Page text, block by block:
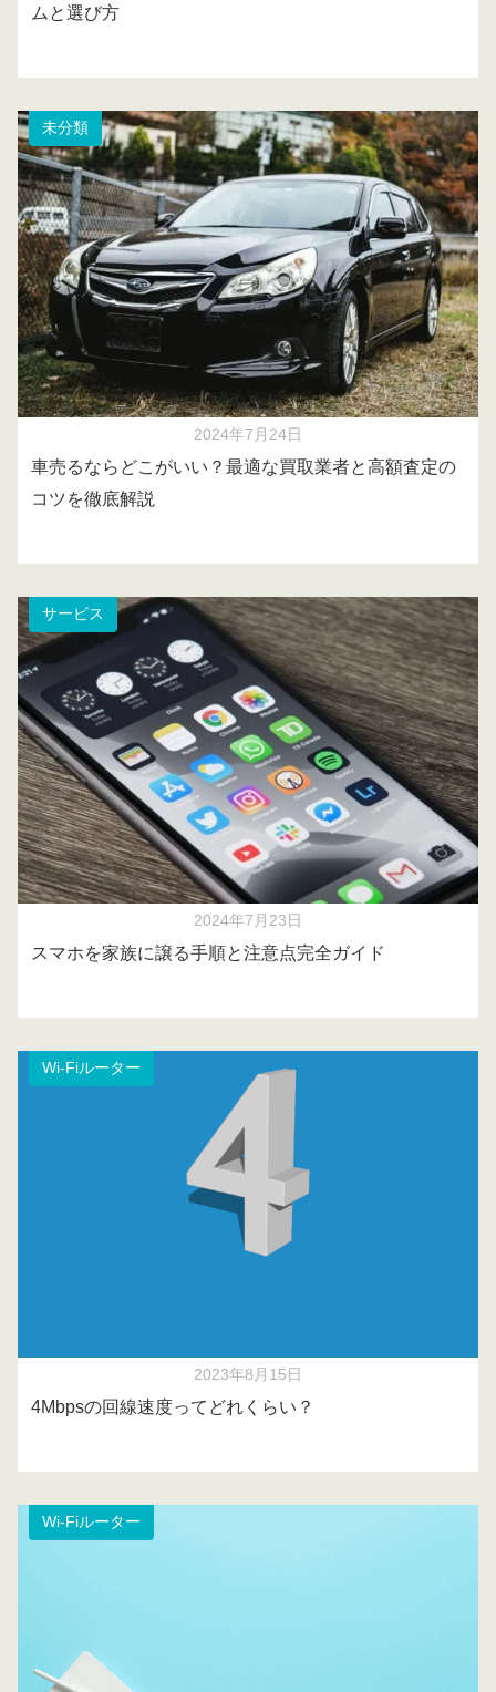
ムと選び方
未分類
2024年7月24日
車売るならどこがいい？最適な買取業者と高額査定の
コツを徹底解説
サービス
2024年7月23日
スマホを家族に譲る手順と注意点完全ガイド
Wi-Fiルーター
2023年8月15日
4Mbpsの回線速度ってどれくらい？
Wi-Fiルーター